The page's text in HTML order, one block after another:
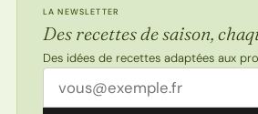
LA NEWSLETTER
Des recettes de saison,
Des idées de recettes adaptées aux
Adresse email